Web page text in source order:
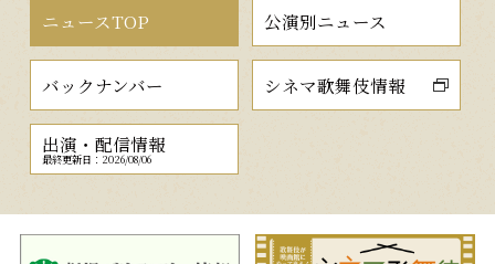
ニュースTOP 公演別ニュース
バックナンバー シネマ歌舞伎情報
出演・配信情報
最終更新日：2026/08/06